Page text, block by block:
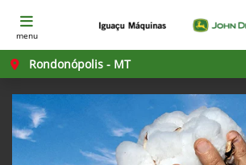
menu
Rondonópolis - MT